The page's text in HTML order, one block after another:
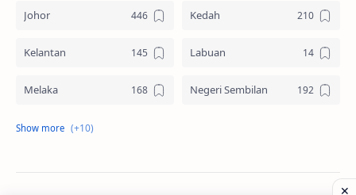
Johor Kedah
Kelantan Labuan
Melaka Negeri Sembilan
Pahang